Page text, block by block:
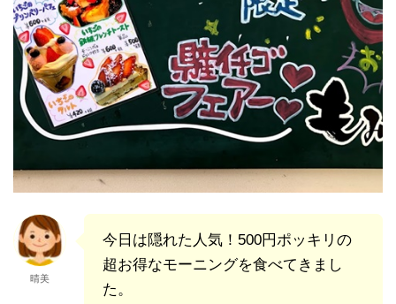
晴美
今日は隠れた人気！500円ポッキリの
超お得なモーニングを食べてきまし
た。